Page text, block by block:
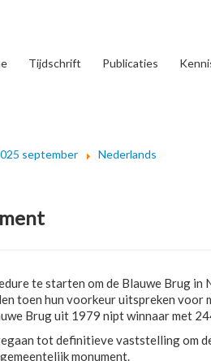
Tijdschrift Publicaties
september Nederlands
te starten om de Blauwe Brug
toen hun voorkeur uitspreken
Brug uit 1979 nipt winnaar met
tot definitieve vaststelling om
monument.